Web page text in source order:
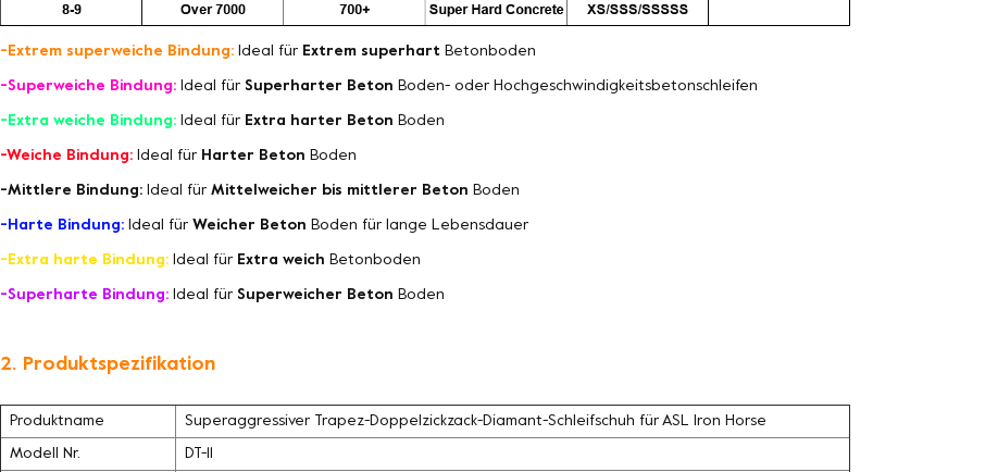
-Extrem superweiche Bindung: Ideal für Extrem superhart Betonboden
-Superweiche Bindung: Ideal für Superharter Beton Boden- oder Hochgeschwindigkeitsbetonschleifen
-Extra weiche Bindung: Ideal für Extra harter Beton Boden
-Weiche Bindung: Ideal für Harter Beton Boden
-Mittlere Bindung: Ideal für Mittelweicher bis mittlerer Beton Boden
-Harte Bindung: Ideal für Weicher Beton Boden für lange Lebensdauer
-Extra harte Bindung: Ideal für Extra weich Betonboden
-Superharte Bindung: Ideal für Superweicher Beton Boden
2. Produktspezifikation
Produktname Superaggressiver Trapez-Doppelzickzack-Diamant-Schleifschuh für ASL Iron Horse
Modell Nr. DT-11